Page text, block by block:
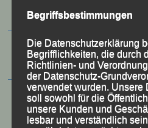
Begriffsbestimmungen
Die Datenschutzerklärung
Begrifflichkeiten, die durch
Richtlinien- und
der Datenschutz-
verwendet wurden. Unsere
soll sowohl für die
unsere Kunden und
lesbar und verständlich